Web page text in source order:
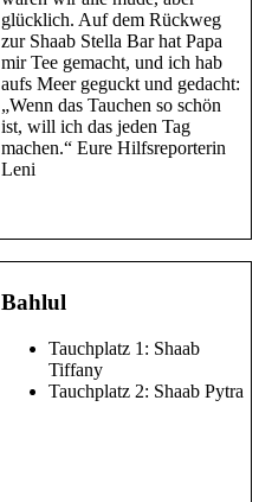
glücklich. Auf dem Rückweg
zur Shaab Stella Bar hat Papa
mir Tee gemacht, und ich hab
aufs Meer geguckt und gedacht:
„Wenn das Tauchen so schön
ist, will ich das jeden Tag
machen.“ Eure Hilfsreporterin
Leni
Bahlul
Tauchplatz 1: Shaab
Tiffany
Tauchplatz 2: Shaab Pytra